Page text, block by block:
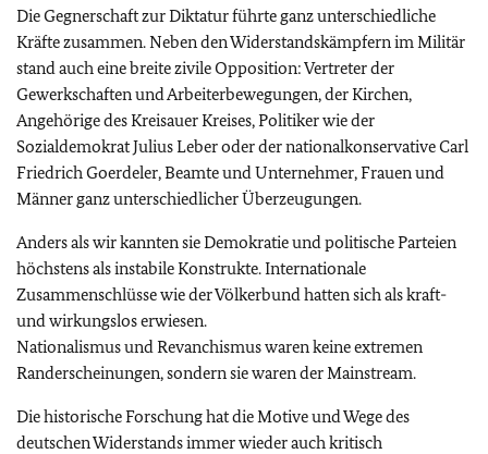
Die Gegnerschaft zur Diktatur führte ganz unterschiedliche
Kräfte zusammen. Neben den Widerstandskämpfern im Militär
stand auch eine breite zivile Opposition: Vertreter der
Gewerkschaften und Arbeiterbewegungen, der Kirchen,
Angehörige des Kreisauer Kreises, Politiker wie der
Sozialdemokrat Julius Leber oder der nationalkonservative Carl
Friedrich Goerdeler, Beamte und Unternehmer, Frauen und
Männer ganz unterschiedlicher Überzeugungen.
Anders als wir kannten sie Demokratie und politische Parteien
höchstens als instabile Konstrukte. Internationale
Zusammenschlüsse wie der Völkerbund hatten sich als kraft-
und wirkungslos erwiesen.
Nationalismus und Revanchismus waren keine extremen
Randerscheinungen, sondern sie waren der Mainstream.
Die historische Forschung hat die Motive und Wege des
deutschen Widerstands immer wieder auch kritisch